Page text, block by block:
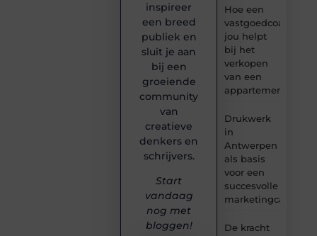
Hoe een
vastgoedcoach
jou helpt
bij het
verkopen
van een
appartement
Drukwerk
in
Antwerpen
als basis
voor een
succesvolle
De kracht
inspireer
een breed
publiek en
sluit je aan
bij een
groeiende
community
van
creatieve
denkers en
schrijvers.
Start
vandaag
nog met
bloggen!